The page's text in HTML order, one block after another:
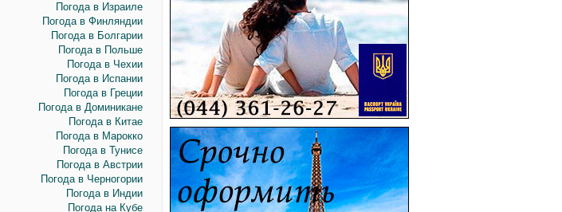
Погода в Израиле
Погода в Финляндии
Погода в Болгарии
Погода в Польше
Погода в Чехии
Погода в Испании
Погода в Греции
Погода в Доминикане
Погода в Китае
Погода в Марокко
Погода в Тунисе
Погода в Австрии
Погода в Черногории
Погода в Индии
Погода на Кубе